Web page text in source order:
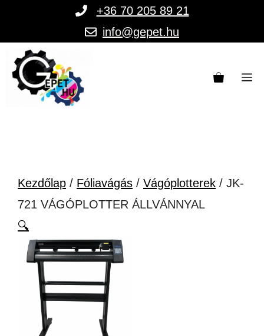
tartalomba
+36 70 205 89 21
info@gepet.hu
Kezdőlap / Fóliavágás / Vágóplotterek / JK-
721 VÁGÓPLOTTER ÁLLVÁNNYAL
🔍